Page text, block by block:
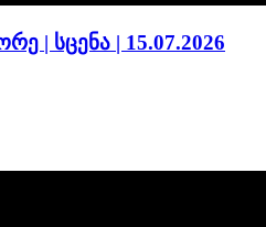
| სცენა | 15.07.2026